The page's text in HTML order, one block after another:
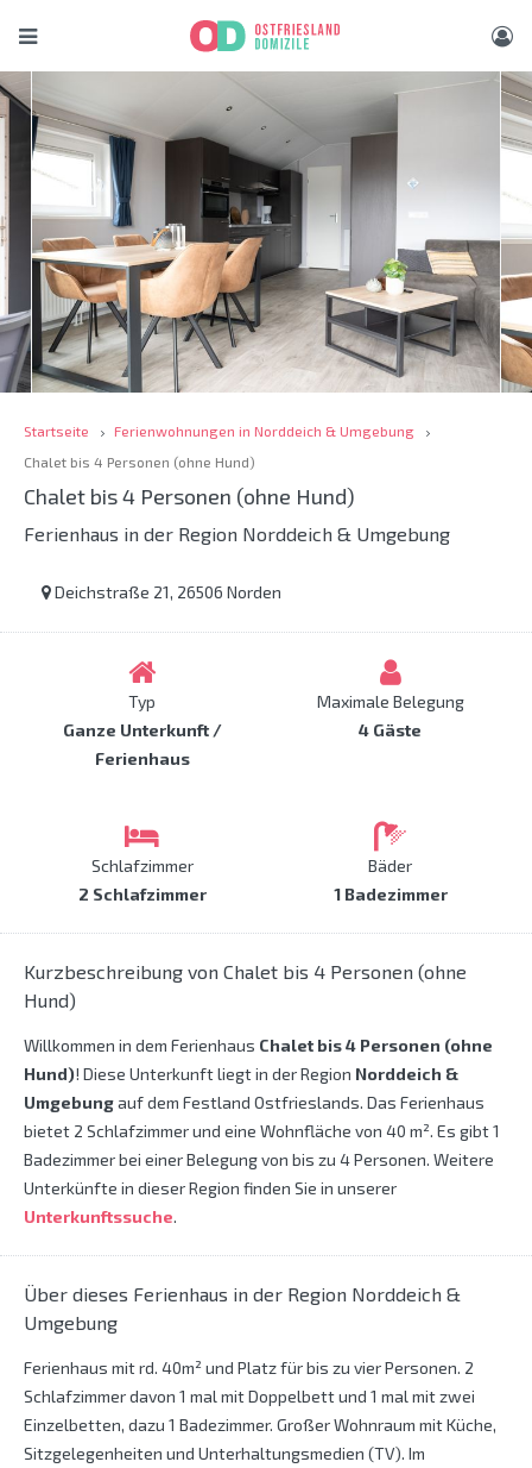
Startseite
Ferienwohnungen in Norddeich & Umgebung
Chalet bis 4 Personen (ohne Hund)
Chalet bis 4 Personen (ohne Hund)
Ferienhaus in der Region Norddeich & Umgebung
Deichstraße 21, 26506 Norden
Typ
Ganze Unterkunft /
Ferienhaus
Maximale Belegung
4 Gäste
Schlafzimmer
2 Schlafzimmer
Bäder
1 Badezimmer
Kurzbeschreibung von Chalet bis 4 Personen (ohne
Hund)
Willkommen in dem Ferienhaus Chalet bis 4 Personen (ohne
Hund)! Diese Unterkunft liegt in der Region Norddeich &
Umgebungauf dem Festland Ostfrieslands. Das Ferienhaus
bietet 2 Schlafzimmer und eine Wohnfläche von 40 m². Es gibt 1
Badezimmer bei einer Belegung von bis zu 4 Personen. Weitere
Unterkünfte in dieser Region finden Sie in unserer
Unterkunftssuche.
Über dieses Ferienhaus in der Region Norddeich &
Umgebung
Ferienhaus mit rd. 40m² und Platz für bis zu vier Personen. 2
Schlafzimmer davon 1 mal mit Doppelbett und 1 mal mit zwei
Einzelbetten, dazu 1 Badezimmer. Großer Wohnraum mit Küche,
Sitzgelegenheiten und Unterhaltungsmedien (TV). Im